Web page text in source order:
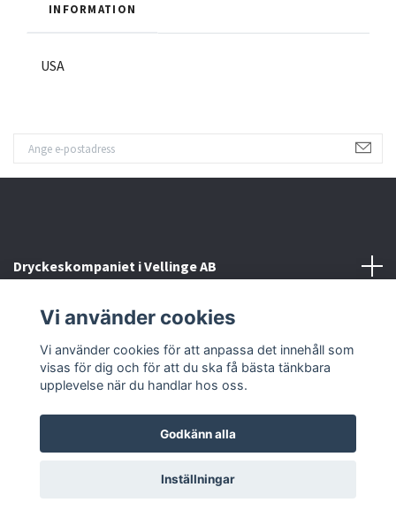
INFORMATION
USA
Dryckeskompaniet i Vellinge AB
Kontakta oss
Sociala medier
© 2026 Dryckeskompaniet i Vellinge
Vi använder cookies
Vi använder cookies för att anpassa det innehåll som
visas för dig och för att du ska få bästa tänkbara
upplevelse när du handlar hos oss.
Godkänn alla
Inställningar